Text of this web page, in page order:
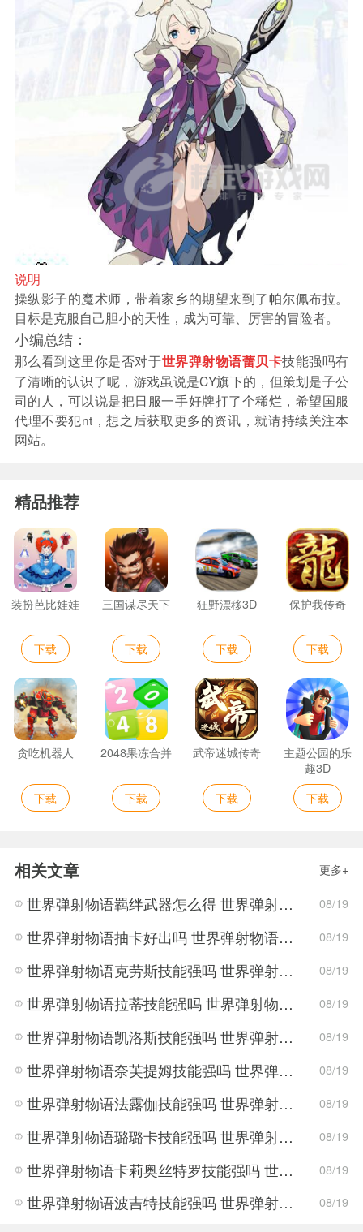
说明
操纵影子的魔术师，带着家乡的期望来到了帕尔佩布拉。
目标是克服自己胆小的天性，成为可靠、厉害的冒险者。
小编总结：
那么看到这里你是否对于世界弹射物语蕾贝卡技能强吗有
了清晰的认识了呢，游戏虽说是CY旗下的，但策划是子公
司的人，可以说是把日服一手好牌打了个稀烂，希望国服
代理不要犯nt，想之后获取更多的资讯，就请持续关注本
网站。
精品推荐
装扮芭比娃娃
下载
三国谋尽天下
下载
狂野漂移3D
下载
保护我传奇
下载
贪吃机器人
下载
2048果冻合并
下载
武帝迷城传奇
下载
主题公园的乐
趣3D
下载
相关文章 更多+
世界弹射物语羁绊武器怎么得 世界弹射物语羁绊武器获得方法 08/19
世界弹射物语抽卡好出吗 世界弹射物语抽卡机制分析 08/19
世界弹射物语克劳斯技能强吗 世界弹射物语克劳斯技能强度分析 08/19
世界弹射物语拉蒂技能强吗 世界弹射物语拉蒂技能强度分析 08/19
世界弹射物语凯洛斯技能强吗 世界弹射物语凯洛斯技能强度分析 08/19
世界弹射物语奈芙提姆技能强吗 世界弹射物语奈芙提姆技能强度分析 08/19
世界弹射物语法露伽技能强吗 世界弹射物语法露伽技能强度分析 08/19
世界弹射物语璐璐卡技能强吗 世界弹射物语璐璐卡技能强度分析 08/19
世界弹射物语卡莉奥丝特罗技能强吗 世界弹射物语卡莉奥丝特罗技能强度分析 08/19
世界弹射物语波吉特技能强吗 世界弹射物语波吉特技能强度分析 08/19